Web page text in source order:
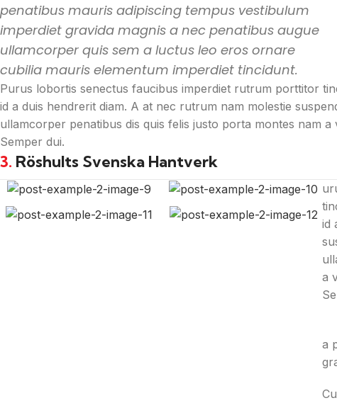
penatibus mauris adipiscing tempus vestibulum
imperdiet gravida magnis a nec penatibus augue
ullamcorper quis sem a luctus leo eros ornare
cubilia mauris elementum imperdiet tincidunt.
Purus lobortis senectus faucibus imperdiet rutrum porttitor
id a duis hendrerit diam. A at nec rutrum nam molestie
ullamcorper penatibus dis quis felis justo porta montes nam
Semper dui.
3. Röshults Svenska Hantverk
id
a
a